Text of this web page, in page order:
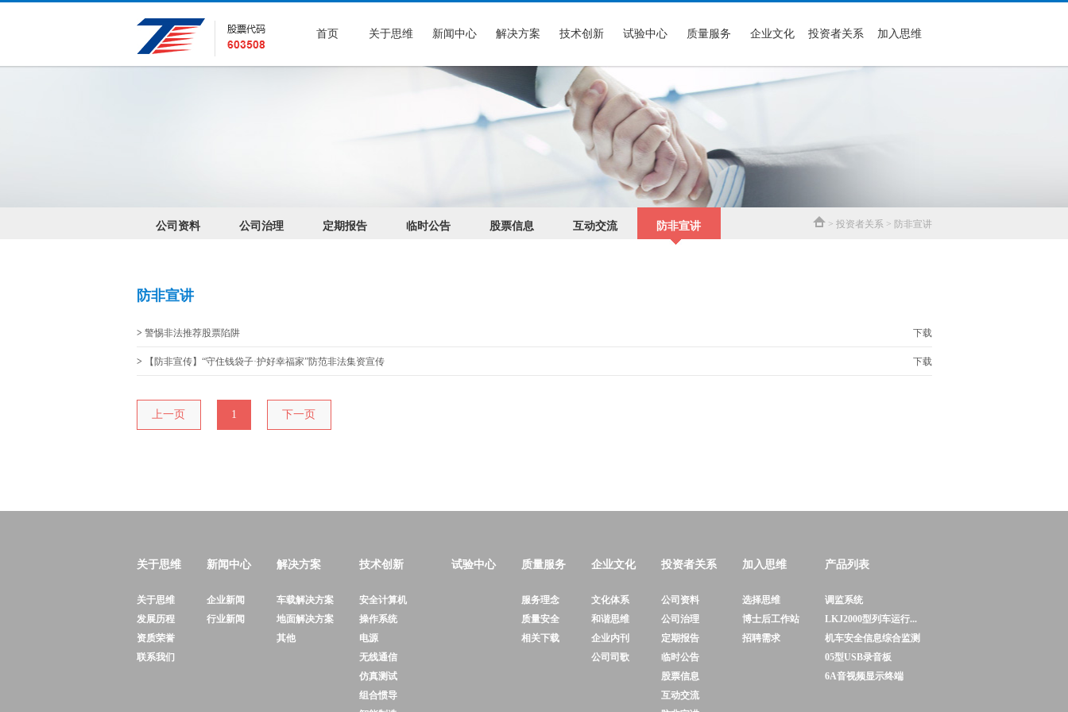
首页 关于思维 新闻中心 解决方案 技术创新 试验中心 质量服务 企业文化 投资者关系 加入思维
公司资料 公司治理 定期报告 临时公告 股票信息 互动交流 防非宣讲 > 投资者关系 > 防非宣讲
防非宣讲
> 警惕非法推荐股票陷阱 下载
> 【防非宣传】“守住钱袋子·护好幸福家”防范非法集资宣传 下载
上一页 1 下一页
关于思维
关于思维
发展历程
资质荣誉
联系我们
新闻中心
企业新闻
行业新闻
解决方案
车载解决方案
地面解决方案
其他
技术创新
安全计算机
操作系统
电源
无线通信
仿真测试
组合惯导
试验中心 质量服务
服务理念
质量安全
相关下载
企业文化
文化体系
和谐思维
企业内刊
公司司歌
投资者关系
公司资料
公司治理
定期报告
临时公告
股票信息
互动交流
加入思维
选择思维
博士后工作站
招聘需求
产品列表
调监系统
LKJ2000型列车运行...
机车安全信息综合监测
05型USB录音板
6A音视频显示终端